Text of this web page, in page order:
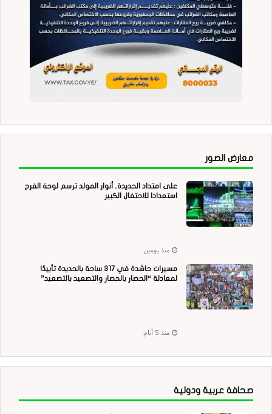
معارض الصور
على امتداد الحديدة.. أنوار المولد ترسم لوحة الفرح
استعدادا للاحتفال الكبير
منذ يومين
مسيرات حاشدة في 317 ساحة بالحديدة تأييدًا
لمعادلة “الحصار بالحصار والتصعيد بالتصعيد”
منذ 5 أيام
صحافة عربية ودولية